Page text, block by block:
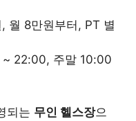
월 8만원부터, PT 별
22:00, 주말 10:00
되는 무인 헬스장으